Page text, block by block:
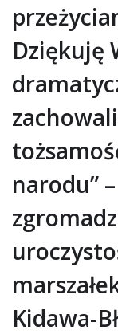
Dziękuję
narodu”
Kidawa-